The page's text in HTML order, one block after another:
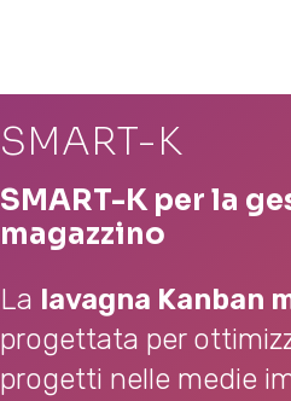
SMART-K
SMART-K per la
magazzino
La lavagna Kanban
progettata per
progetti nelle medie